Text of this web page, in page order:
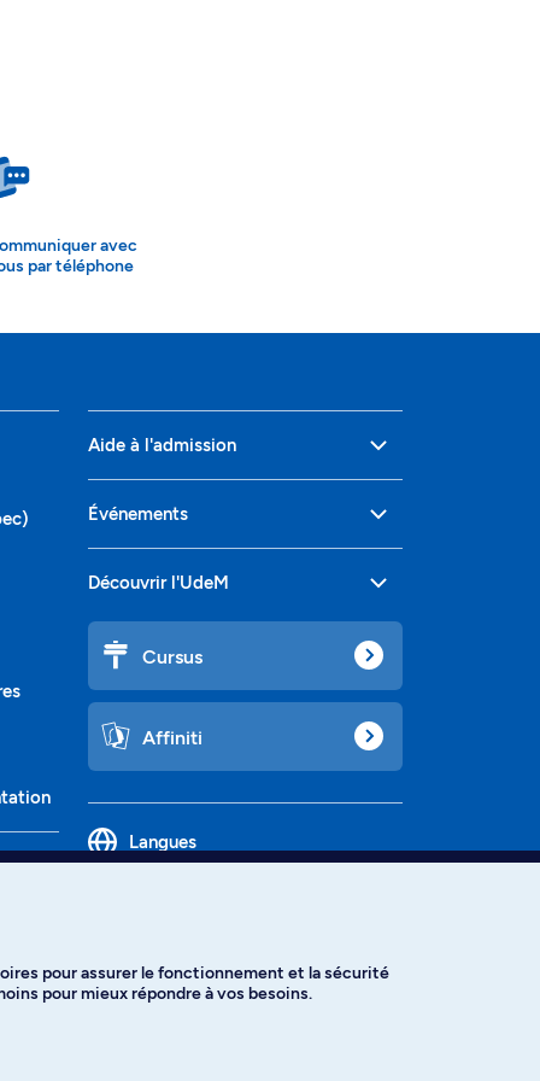
avec
par téléphone
Aide à l'admission
Événements
Découvrir l'UdeM
Cursus
Affiniti
Langues
pour assurer le fonctionnement et la sécurité
pour mieux répondre à vos besoins.